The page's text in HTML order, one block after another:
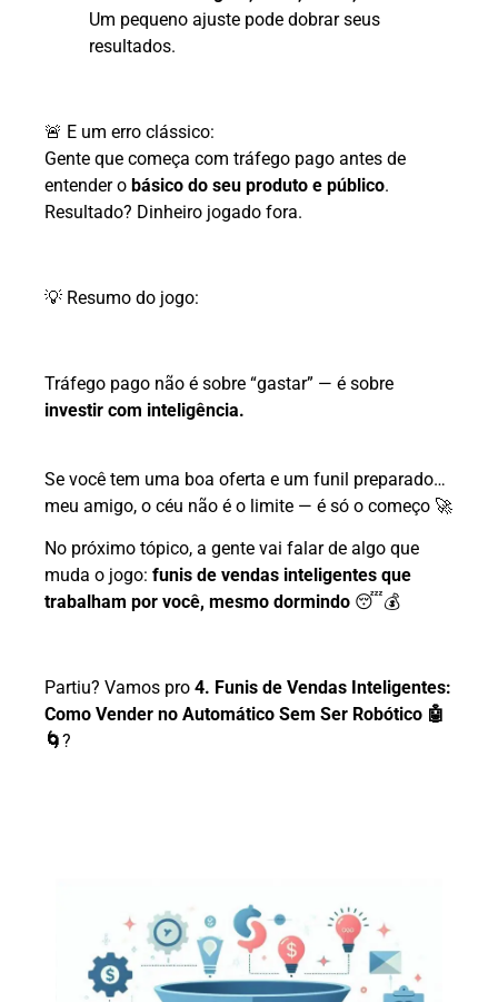
Um pequeno ajuste pode dobrar seus
resultados.
🚨 E um erro clássico:
Gente que começa com tráfego pago antes de
entender o básico do seu produto e público.
Resultado? Dinheiro jogado fora.
💡 Resumo do jogo:
Tráfego pago não é sobre “gastar” — é sobre
investir com inteligência.
Se você tem uma boa oferta e um funil preparado…
meu amigo, o céu não é o limite — é só o começo 🚀
No próximo tópico, a gente vai falar de algo que
muda o jogo: funis de vendas inteligentes que
trabalham por você, mesmo dormindo 😴💰
Partiu? Vamos pro 4. Funis de Vendas Inteligentes:
Como Vender no Automático Sem Ser Robótico 🤖
🌀?